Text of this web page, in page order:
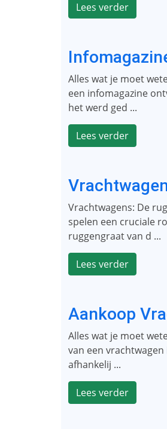
Lees verder
Alles wat je moet
een infomagazine
het werd ged ...
Lees verder
Vrachtwagens: De
spelen een cruciale
ruggengraat van d ...
Lees verder
Aankoop
Alles wat je moet
van een
afhankelij ...
Lees verder